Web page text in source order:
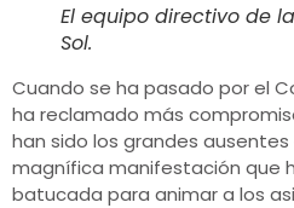
El equipo directivo de
Sol.
Cuando se ha pasado por el
ha reclamado más
han sido los grandes
magnífica manifestación que
batucada para animar a los